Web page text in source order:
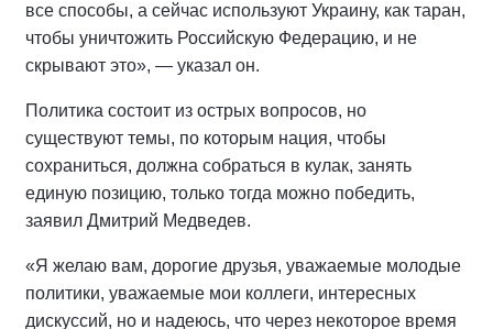
все способы, а сейчас используют Украину, как таран,
чтобы уничтожить Российскую Федерацию, и не
скрывают это», — указал он.
Политика состоит из острых вопросов, но
существуют темы, по которым нация, чтобы
сохраниться, должна собраться в кулак, занять
единую позицию, только тогда можно победить,
заявил Дмитрий Медведев.
«Я желаю вам, дорогие друзья, уважаемые молодые
политики, уважаемые мои коллеги, интересных
дискуссий, но и надеюсь, что через некоторое время